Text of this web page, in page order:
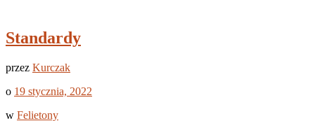
Standardy
przez Kurczak
o 19 stycznia, 2022
w Felietony